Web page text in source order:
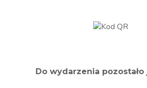
Do wydarzenia